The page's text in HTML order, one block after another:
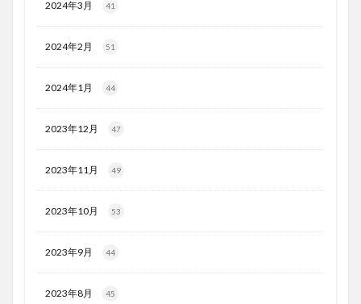
2024年3月 41
2024年2月 51
2024年1月 44
2023年12月 47
2023年11月 49
2023年10月 53
2023年9月 44
2023年8月 45